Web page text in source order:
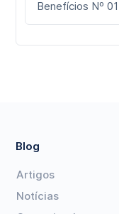
Benefícios Nº
Blog
Artigos
Notícias